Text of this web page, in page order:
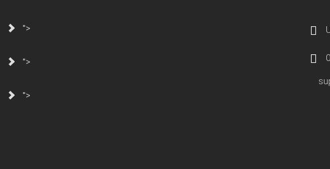
">
">
">